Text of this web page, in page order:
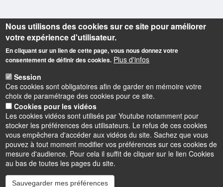
Informations
Adresse :
IUT de Chartres
1, place Roger Joly (67,65 km)
28000 Chartres
Téléphone :
02 37 91 83 00
Nous utilisons des cookies sur ce site pour améliorer
votre expérience d'utilisateur.
En cliquant sur un lien de cette page, vous nous donnez votre
consentement de définir des cookies. Plus d'infos
Session
Ces cookies sont obligatoires afin de garder en mémoire votre
choix de paramétrage des cookies pour ce site.
Cookies pour les vidéos
Les cookies vidéos sont utilisés par Youtube notamment pour
stocker les préférences des utilisateurs. Le refus de ces cookies
vous empêchera d'accéder aux vidéos du site. Sachez que vous
pouvez à tout moment modifier vos préférences sur ces cookies de
mesure d'audience. Pour cela il suffit de cliquer sur le lien Cookies
au bas de toutes les pages du site.
Sauvegarder mes préférences